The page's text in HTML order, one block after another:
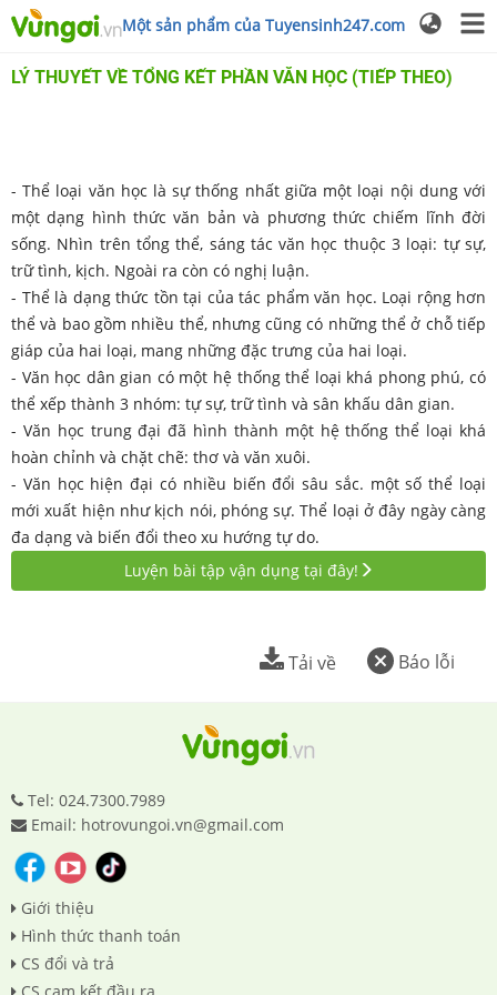
Một sản phẩm của Tuyensinh247.com
LÝ THUYẾT VỀ TỔNG KẾT PHẦN VĂN HỌC (TIẾP THEO)
- Thể loại văn học là sự thống nhất giữa một loại nội dung với
một dạng hình thức văn bản và phương thức chiếm lĩnh đời
sống. Nhìn trên tổng thể, sáng tác văn học thuộc 3 loại: tự sự,
trữ tình, kịch. Ngoài ra còn có nghị luận.
- Thể là dạng thức tồn tại của tác phẩm văn học. Loại rộng hơn
thể và bao gồm nhiều thể, nhưng cũng có những thể ở chỗ tiếp
giáp của hai loại, mang những đặc trưng của hai loại.
- Văn học dân gian có một hệ thống thể loại khá phong phú, có
thể xếp thành 3 nhóm: tự sự, trữ tình và sân khấu dân gian.
- Văn học trung đại đã hình thành một hệ thống thể loại khá
hoàn chỉnh và chặt chẽ: thơ và văn xuôi.
- Văn học hiện đại có nhiều biến đổi sâu sắc. một số thể loại
mới xuất hiện như kịch nói, phóng sự. Thể loại ở đây ngày càng
đa dạng và biến đổi theo xu hướng tự do.
Luyện bài tập vận dụng tại đây!
Báo lỗi
Tải về
Tel: 024.7300.7989
Email: hotrovungoi.vn@gmail.com
Giới thiệu
Hình thức thanh toán
CS đổi và trả